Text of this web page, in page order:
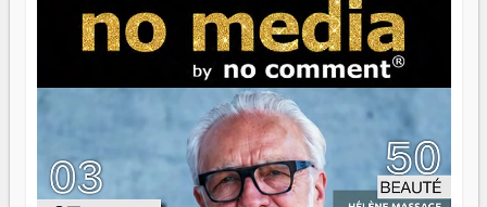
s'arrêter là, applaudir et rentrer chez soi satisfait. Mais ce
serait passer à côté d'une chose essentielle. La fougue, ça
brûle fort — et parfois, ça brûle vite. Une flamme sans
direction peut éclairer autant qu'elle peut consumer. C'est
là que les aînés entrent en scène — pas pour reprendre le
gouvernail, mais pour montrer où sont les récifs. Les jeunes
ont la force, les vieux ont l'expérience, comme on dit. Ce
n'est pas un combat de générations — c'est une question
d'équipage. Partagez vos réussites, mais aussi vos échecs.
Surtout vos échecs, d'ailleurs — ils enseignent mieux que